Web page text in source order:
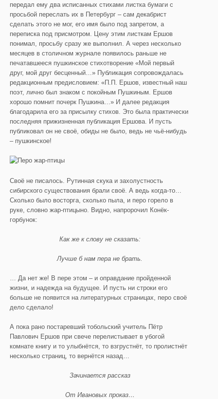
передал ему два исписанных стихами листка бумаги с
просьбой переслать их в Петербург – сам декабрист
сделать этого не мог, его имя было под запретом, а
переписка под присмотром. Цену этим листкам Ершов
понимал, просьбу сразу же выполнил. А через несколько
месяцев в столичном журнале появилось раньше не
печатавшееся пушкинское стихотворение «Мой первый
друг, мой друг бесценный…» Публикация сопровождалась
редакционным предисловием: «П.П. Ершов, известный наш
поэт, лично был знаком с покойным Пушкиным. Ершов
хорошо помнит почерк Пушкина…» И далее редакция
благодарила его за присылку стихов. Это была практически
последняя прижизненная публикация Ершова. И пусть
публиковал он не своё, обиды не было, ведь не чьё-нибудь
– пушкинское!
Своё не писалось. Рутинная скука и захолустность
сибирского существования брали своё. А ведь когда-то…
Сколько было восторга, сколько пыла, и перо горело в
руке, словно жар-птицыно. Видно, напророчил Конёк-
горбунок:
Как же к слову не сказать:
Лучше б нам пера не брать.
… Да нет же! В пере этом – и оправдание пройденной
жизни, и надежда на будущее. И пусть ни строки его
больше не появится на литературных страницах, перо своё
дело сделало!
А пока рано постаревший тобольский учитель Пётр
Павлович Ершов при свече перелистывает в убогой
комнате книгу и то улыбнётся, то взгрустнёт, то пролистнёт
несколько страниц, то вернётся назад…
Зачинается рассказ
От Ивановых проказ…